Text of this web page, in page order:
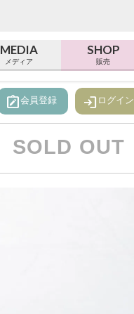
MEDIA
メディア
SHOP
販売
note_alt会員登録 login ログイン
SOLD OUT